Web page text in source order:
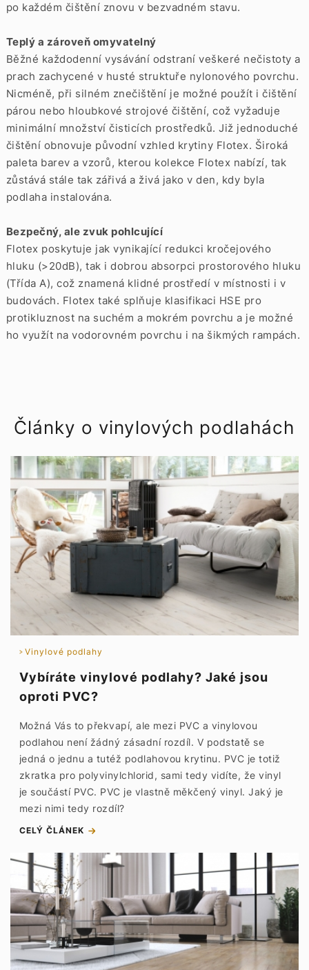
po každém čištění znovu v bezvadném stavu.
Teplý a zároveň omyvatelný
Běžné každodenní vysávání odstraní veškeré nečistoty a
prach zachycené v husté struktuře nylonového povrchu.
Nicméně, při silném znečištění je možné použít i čištění
párou nebo hloubkové strojové čištění, což vyžaduje
minimální množství čisticích prostředků. Již jednoduché
čištění obnovuje původní vzhled krytiny Flotex. Široká
paleta barev a vzorů, kterou kolekce Flotex nabízí, tak
zůstává stále tak zářivá a živá jako v den, kdy byla
podlaha instalována.
Bezpečný, ale zvuk pohlcující
Flotex poskytuje jak vynikající redukci kročejového
hluku (>20dB), tak i dobrou absorpci prostorového hluku
(Třída A), což znamená klidné prostředí v místnosti i v
budovách. Flotex také splňuje klasifikaci HSE pro
protikluznost na suchém a mokrém povrchu a je možné
ho využít na vodorovném povrchu i na šikmých rampách.
Články o vinylových podlahách
Vinylové podlahy
Vybíráte vinylové podlahy? Jaké jsou
oproti PVC?
Možná Vás to překvapí, ale mezi PVC a vinylovou
podlahou není žádný zásadní rozdíl. V podstatě se
jedná o jednu a tutéž podlahovou krytinu. PVC je totiž
zkratka pro polyvinylchlorid, sami tedy vidíte, že vinyl
je součástí PVC. PVC je vlastně měkčený vinyl. Jaký je
mezi nimi tedy rozdíl?
CELÝ ČLÁNEK